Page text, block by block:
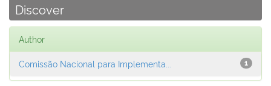
Discover
Author
1
Comissão Nacional para Implementa...